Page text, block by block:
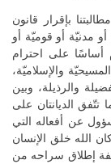
بإقرار قانون
مدنيّة أو قوميّة أو
أساسًا على احترام
والإسلاميّة،
والرذيلة، وبين
تتّفق الديانتان على
عن أفعاله التي
الله خلق الإنسان
إطلاق سراحه من